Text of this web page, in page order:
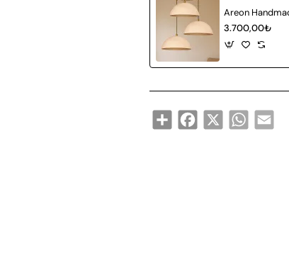
3.700,00₺
Share Facebook
X WhatsApp
Email